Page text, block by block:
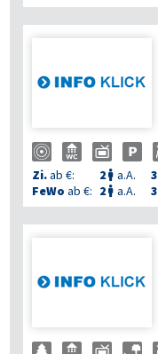
Zi.ab €: 2  a.A. 3
FeWo ab €: 2  a.A. 3